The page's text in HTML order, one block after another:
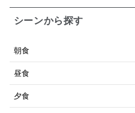
シーンから探す
朝食
昼食
夕食